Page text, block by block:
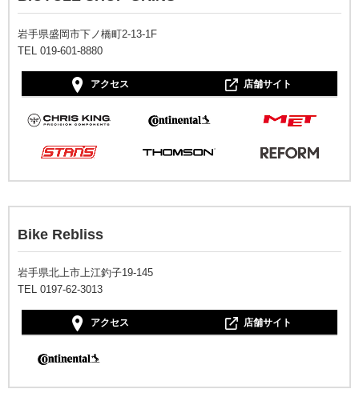
岩手県盛岡市下ノ橋町2-13-1F
TEL 019-601-8880
アクセス 店舗サイト
Bike Rebliss
岩手県北上市上江釣子19-145
TEL 0197-62-3013
アクセス 店舗サイト